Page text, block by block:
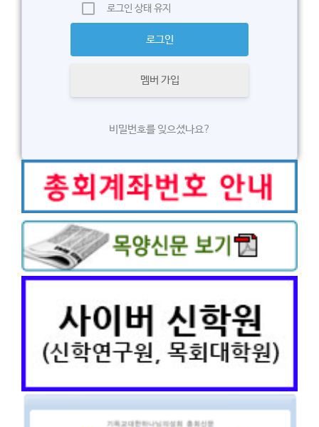
로그인 상태 유지
멤버 가입
비밀번호를 잊으셨나요?